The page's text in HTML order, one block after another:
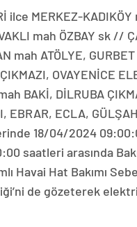
ilce MERKEZ-KADIKÖY
mah ÖZBAY sk //
mah ATÖLYE,
OVAYENİCE
BAKİ, DİLRUBA
EBRAR, ECLA,
18/04/2024
saatleri arasında
Havai Hat Bakımı
de gözeterek